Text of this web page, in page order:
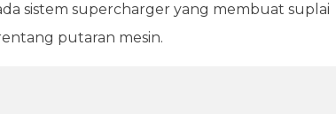
sistem supercharger yang membuat suplai
putaran mesin.